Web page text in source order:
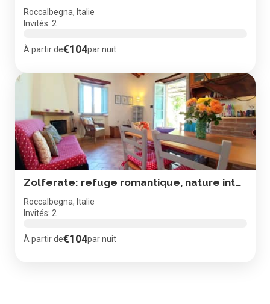
Roccalbegna, Italie
Invités: 2
À partir de€104par nuit
Zolferate: refuge romantique, nature intacte, vue superbe
Roccalbegna, Italie
Invités: 2
À partir de€104par nuit